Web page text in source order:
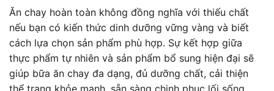
Ăn chay hoàn toàn không đồng nghĩa với thiếu chất
nếu bạn có kiến thức dinh dưỡng vững vàng và biết
cách lựa chọn sản phẩm phù hợp. Sự kết hợp giữa
thực phẩm tự nhiên và sản phẩm bổ sung hiện đại sẽ
giúp bữa ăn chay đa dạng, đủ dưỡng chất, cải thiện